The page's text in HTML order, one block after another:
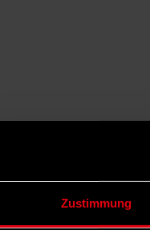
Zustimmung
„Wer die
Lohn, Freizeit und